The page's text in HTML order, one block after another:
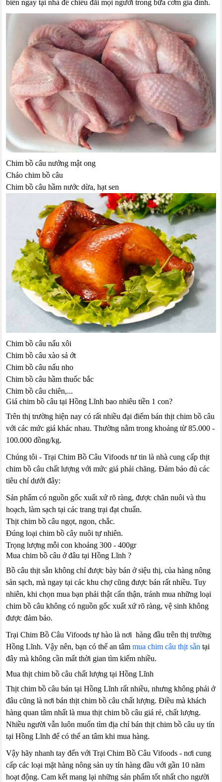
biến ngay tại nhà để chiêu đãi mọi người trong bữa cơm gia đình.
Chim bồ câu nướng mật ong
Cháo chim bồ câu
Chim bồ câu hầm nước dừa, hạt sen
Chim bồ câu nấu xôi
Chim bồ câu xào sả ớt
Chim bồ câu nấu nho
Chim bồ câu hầm thuốc bắc
Chim bồ câu chiên,...
Giá chim bồ câu tại Hồng Lĩnh bao nhiêu tiền 1 con?
Trên thị trường hiện nay có rất nhiều đại điểm bán thịt chim bồ câu
với các mức giá khác nhau. Thường nằm trong khoảng từ 85.000 -
100.000 đồng/kg.
Chúng tôi - Trại Chim Bồ Câu Vifoods tư tin là nhà cung cấp thịt
chim bồ câu chất lượng với mức giá phải chăng. Đảm bảo đủ các
tiêu chí dưới đây:
Sản phẩm có nguồn gốc xuất xứ rõ ràng, được chăn nuôi và thu
hoạch, làm sạch tại các trang trại đạt chuẩn.
Thịt chim bồ câu ngọt, ngon, chắc.
Đúng loại chim bồ cây nuôi tự nhiên.
Trọng lượng mỗi con khoảng 300 - 400gr
Mua chim bồ câu ở đâu tại Hồng Lĩnh ?
Bồ câu thịt sẵn không chỉ được bày bán ở siệu thị, của hàng nông
sản sạch, mà ngay tại các khu chợ cũng được bán rất nhiều. Tuy
nhiên, khi chọn mua bạn phải thật cẩn thận, tránh mua những loại
chim bồ câu không có nguồn gốc xuất xứ rõ ràng, vệ sinh không
được đảm bảo.
Trại Chim Bồ Câu Vifoods tự hào là nơi hàng đầu trên thị trường
Hồng Lĩnh. Vậy nên, bạn có thể an tâmmua chim câu thịt sẵn tại
đây mà không cần mất thời gian tìm kiếm nhiều.
Mua thịt chim bồ câu chất lượng tại Hồng Lĩnh
Thịt chim bồ câu bán tại Hồng Lĩnh rất nhiều, nhưng không phải ở
đâu cũng là nơi bán thịt chim bồ câu chất lượng. Điều mà khách
hàng quan tâm nhất là mua thịt chim bồ câu giá rẻ, chất lượng.
Nhiều người vẫn luôn muốn tìm địa chỉ bán thịt chim bồ câu uy tín
tại Hồng Lĩnh để có thể an tâm khi mua hàng.
Vậy hãy nhanh tay đến với Trại Chim Bồ Câu Vifoods - nơi cung
cấp các loại mặt hàng nông sản uy tín hàng đầu với gần 10 năm
hoạt động. Cam kết mang lại những sản phẩm tốt nhất cho người